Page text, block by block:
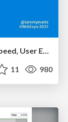
Connecting the Dots Between Site Speed, User Experience & Your Business [WebExpo 2025]
11 980